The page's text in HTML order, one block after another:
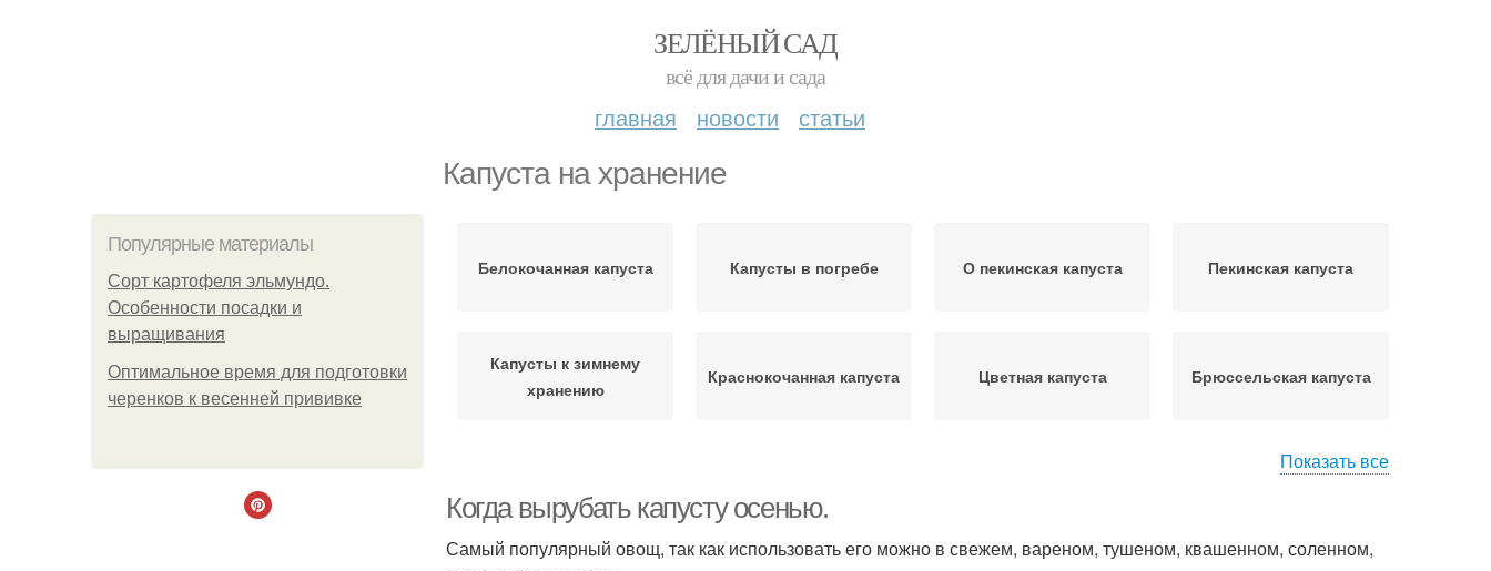
ЗЕЛЁНЫЙ САД
всё для дачи и сада
главная новости статьи
Капуста на хранение
Популярные материалы
Сорт картофеля эльмундо.
Особенности посадки и
выращивания
Оптимальное время для подготовки
черенков к весенней прививке
Белокочанная капуста Капусты в погребе О пекинская капуста Пекинская капуста
Капусты к зимнему
хранению
Краснокочанная капуста Цветная капуста Брюссельская капуста
полосе
Капусты по лунному
Показать все
Когда вырубать капусту осенью.
Самый популярный овощ, так как использовать его можно в свежем, вареном, тушеном, квашенном, соленном,